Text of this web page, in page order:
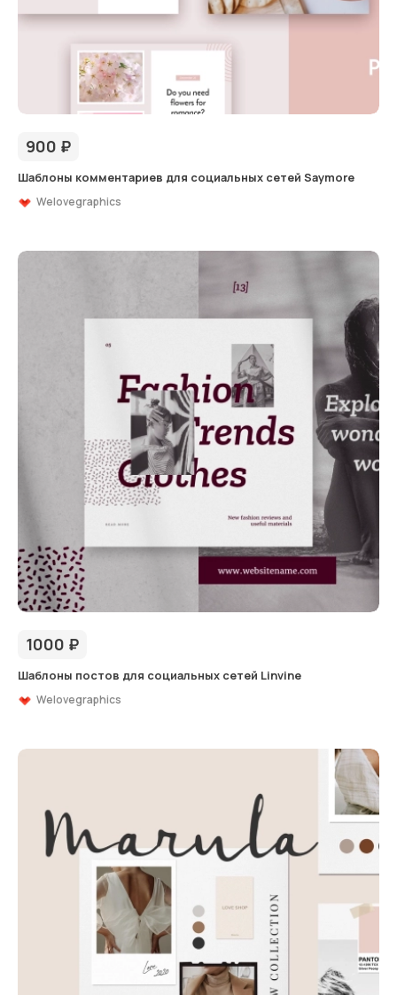
900 ₽
Шаблоны комментариев для социальных сетей Saymore
Welovegraphics
1000 ₽
Шаблоны постов для социальных сетей Linvine
Welovegraphics